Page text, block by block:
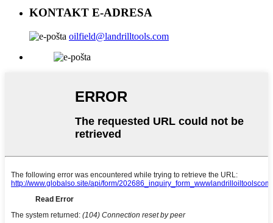
KONTAKT E-ADRESA
oilfield@landrilltools.com